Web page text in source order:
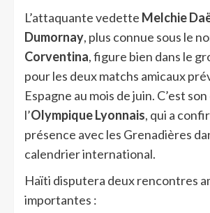
L’attaquante vedette Melchie
Dumornay, plus connue sous le
Corventina, figure bien dans le
pour les deux matchs amicaux
Espagne au mois de juin. C’est
l’Olympique Lyonnais, qui a
présence avec les Grenadières
calendrier international.
Haïti disputera deux rencontres
importantes :